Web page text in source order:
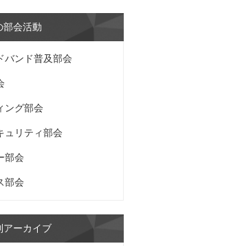
部会活動
バンド普及部会
ング部会
ュリティ部会
部会
部会
アーカイブ